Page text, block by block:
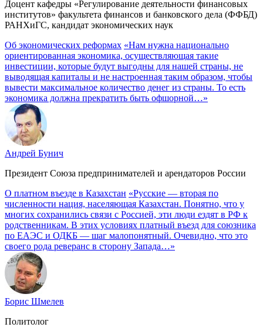
Доцент кафедры «Регулирование деятельности финансовых
институтов» факультета финансов и банковского дела (ФФБД)
РАНХиГС, кандидат экономических наук
Об экономических реформах «Нам нужна национально
ориентированная экономика, осуществляющая такие
инвестиции, которые будут выгодны для нашей страны, не
выводящая капиталы и не настроенная таким образом, чтобы
вывести максимальное количество денег из страны. То есть
экономика должна прекратить быть офшорной…»
Андрей Бунич
Президент Союза предпринимателей и арендаторов России
О платном въезде в Казахстан «Русские — вторая по
численности нация, населяющая Казахстан. Понятно, что у
многих сохранились связи с Россией, эти люди ездят в РФ к
родственникам. В этих условиях платный въезд для союзника
по ЕАЭС и ОДКБ — шаг малопонятный. Очевидно, что это
своего рода реверанс в сторону Запада…»
Борис Шмелев
Политолог